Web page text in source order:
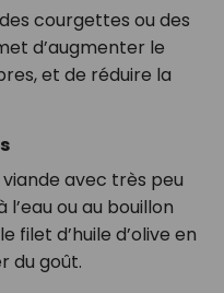
courgettes ou des
d’augmenter le
et de réduire la
avec très peu
l’eau ou au bouillon
filet d’huile d’olive en
du goût.